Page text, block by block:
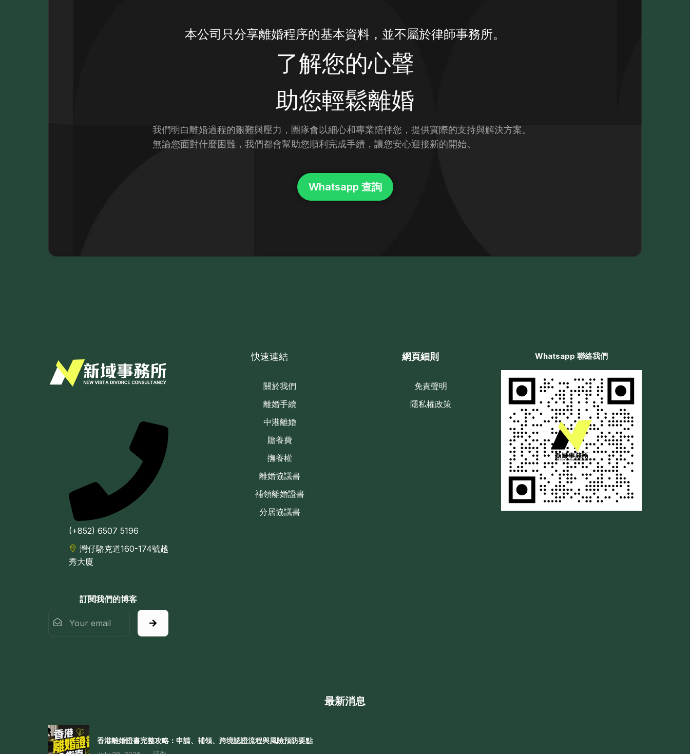
本公司只分享離婚程序的基本資料，並不屬於律師事務所。
了解您的心聲
助您輕鬆離婚
我們明白離婚過程的艱難與壓力，團隊會以細心和專業陪伴您，提供實際的支持與解決方案。
無論您面對什麼困難，我們都會幫助您順利完成手續，讓您安心迎接新的開始。
Whatsapp 查詢
(+852) 6507 5196
灣仔駱克道160-174號越
秀大廈
訂閱我們的博客
快速連結
關於我們
離婚手續
中港離婚
贍養費
撫養權
離婚協議書
補領離婚證書
分居協議書
網頁細則
免責聲明
隱私權政策
Whatsapp 聯絡我們
最新消息
香港離婚證書完整攻略：申請、補領、跨境認證流程與風險預防要點